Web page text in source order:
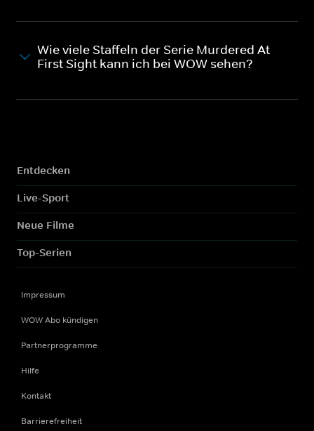
Wie viele Staffeln der Serie Murdered At
First Sight kann ich bei WOW sehen?
Entdecken
Live-Sport
Neue Filme
Top-Serien
Impressum
WOW Abo kündigen
Partnerprogramme
Hilfe
Kontakt
Barrierefreiheit